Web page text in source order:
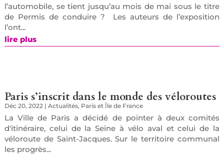
l’automobile, se tient jusqu’au mois de mai sous le titre
de Permis de conduire ? Les auteurs de l’exposition
l’ont...
lire plus
Paris s’inscrit dans le monde des véloroutes
Déc 20, 2022| Actualités, Paris et Île de France
La Ville de Paris a décidé de pointer à deux comités
d'itinéraire, celui de la Seine à vélo aval et celui de la
véloroute de Saint-Jacques. Sur le territoire communal
les progrès...